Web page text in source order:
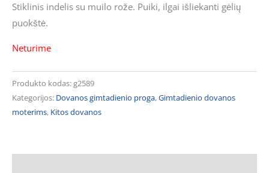
Stiklinis indelis su muilo rože. Puiki, ilgai išliekanti gėlių
puokštė.
Neturime
Produkto kodas:g2589
Kategorijos: Dovanos gimtadienio proga,Gimtadienio dovanos
moterims, Kitos dovanos